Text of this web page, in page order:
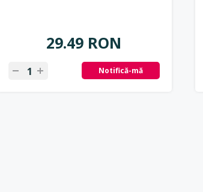
29.49 RON
Notifică-mă